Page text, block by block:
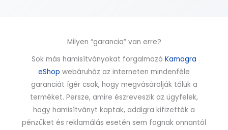
Milyen “garancia” van erre?
Sok más hamisítványokat forgalmazó Kamagra
eShop webáruház az interneten mindenféle
garanciát ígér csak, hogy megvásárolják tőlük a
terméket. Persze, amire észreveszik az ügyfelek,
hogy hamisítványt kaptak, addigra kifizették a
pénzüket és reklamálás esetén sem fognak onnantól